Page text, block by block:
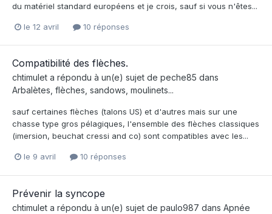
du matériel standard européens et je crois, sauf si vous n'êtes...
le 12 avril 10 réponses
Compatibilité des flèches.
chtimulet a répondu à un(e) sujet de peche85 dans
Arbalètes, flèches, sandows, moulinets...
sauf certaines flèches (talons US) et d'autres mais sur une
chasse type gros pélagiques, l'ensemble des flèches classiques
(imersion, beuchat cressi and co) sont compatibles avec les...
le 9 avril 10 réponses
Prévenir la syncope
chtimulet a répondu à un(e) sujet de paulo987 dans Apnée